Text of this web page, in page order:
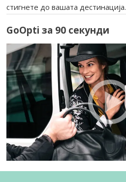
стигнете до вашата дестинација.
GoOpti за 90 секунди